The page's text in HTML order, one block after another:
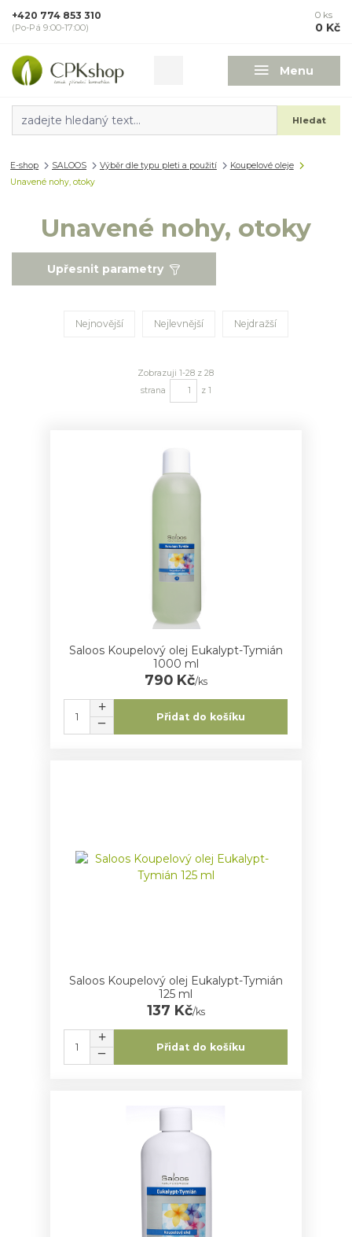
Menu
Hledat
+420 774 853 310
(Po-Pá 9:00-17:00)
0 ks
0 Kč
E-shop SALOOS Výběr dle typu pleti a použití
Koupelové oleje
Unavené nohy, otoky
Unavené nohy, otoky
Upřesnit parametry
Nejnovější Nejlevnější Nejdražší
Zobrazuji 1-28 z 28
strana
z 1
Saloos Koupelový olej Eukalypt-Tymián
1000 ml
790 Kč/ks
Přidat do košíku
Saloos Koupelový olej Eukalypt-Tymián
125 ml
137 Kč/ks
Přidat do košíku